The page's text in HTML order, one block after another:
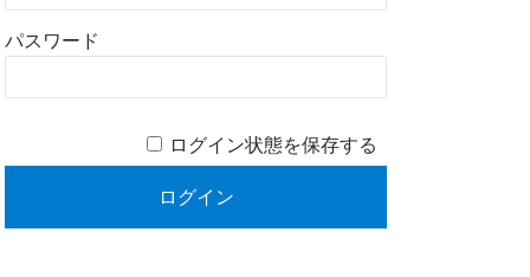
パスワード
ログイン状態を保存する